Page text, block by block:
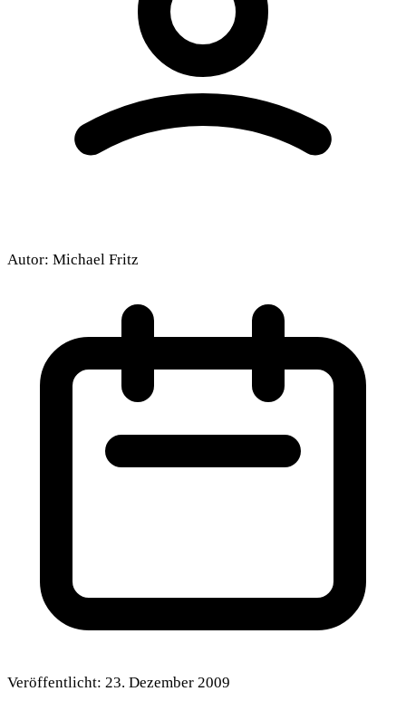
Autor: Michael Fritz
Veröffentlicht: 23. Dezember 2009